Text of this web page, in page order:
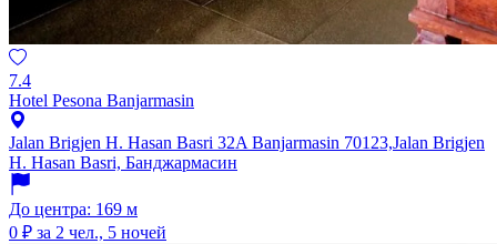
7.4
Hotel Pesona Banjarmasin
Jalan Brigjen H. Hasan Basri 32A Banjarmasin 70123,Jalan Brigjen
H. Hasan Basri, Банджармасин
До центра: 169 м
0 ₽ за 2 чел., 5 ночей